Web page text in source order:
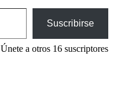
Suscribirse
Únete a otros 16 suscriptores